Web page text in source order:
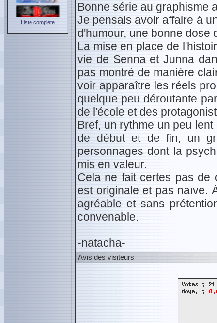
Liste complète
Bonne série au graphisme
Je pensais avoir affaire à
d'humour, une bonne dose
La mise en place de
vie de Senna et Junna
pas montré de manière
voir apparaître les réels
quelque peu déroutante
de l'école et des
Bref, un rythme un peu
de début et de fin, un
personnages dont la
mis en valeur.
Cela ne fait certes pas de
est originale et pas naïve.
agréable et sans
convenable.
-natacha-
Avis des visiteurs